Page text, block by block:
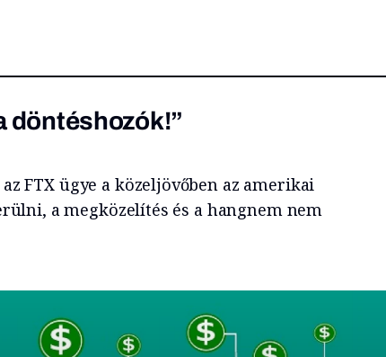
döntéshozók!”
FTX ügye a közeljövőben az amerikai
a megközelítés és a hangnem nem